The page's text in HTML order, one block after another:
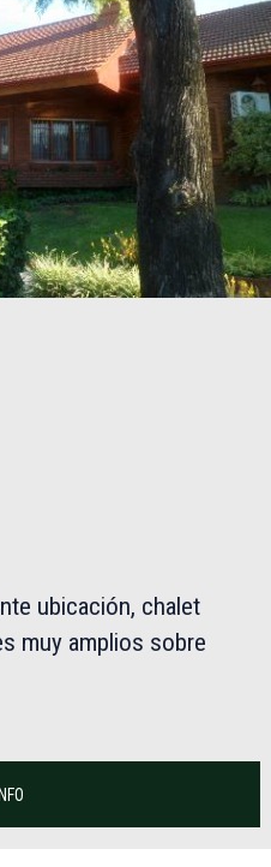
ubicación, chalet
muy amplios sobre